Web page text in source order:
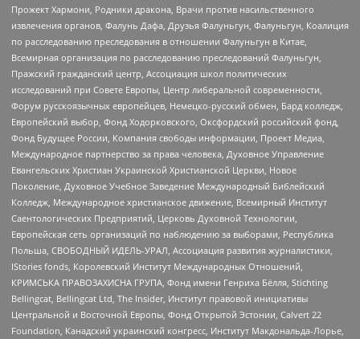
Прожект Хармони, Родники дракона, Врачи против насильственного
извлечения органов, Фалунь Дафа, Друзья Фалуньгун, Фалуньгун, Коалиция
по расследованию преследования в отношении Фалуньгун в Китае,
Всемирная организация по расследованию преследований Фалуньгун,
Пражский гражданский центр, Ассоциация школ политических
исследований при Совете Европы, Центр либеральной современности,
Форум русскоязычных европейцев, Немецко-русский обмен, Бард колледж,
Европейский выбор, Фонд Ходорковского, Оксфордский российский фонд,
Фонд Будущее России, Компания свободы информации, Проект Медиа,
Международное партнерство за права человека, Духовное Управление
Евангельских Христиан Украинской Христианской Церкви, Новое
Поколение, Духовное Учебное Заведение Международный Библейский
Колледж, Международное христианское движение, Всемирный Институт
Саентологических Предприятий, Церковь Духовной Технологии,
Европейская сеть организаций по наблюдению за выборами, Республика
Польша, СВОБОДНЫЙ ИДЕЛЬ-УРАЛ, Ассоциация развития журналистики,
IStories fonds, Королевский Институт Международных Отношений,
КРИМСЬКА ПРАВОЗАХИСНА ГРУПА, Фонд имени Генриха Бёлля, Stichting
Bellingcat, Bellingcat Ltd, The Insider, Институт правовой инициативы
Центральной и Восточной Европы, Фонд Открытой Эстонии, Calvert 22
Foundation, Канадский украинский конгресс, Институт Макдональда-Лорье,